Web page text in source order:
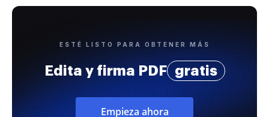
ESTÉ LISTO PARA OBTENER MÁS
Edita y firma PDF gratis
Empieza ahora